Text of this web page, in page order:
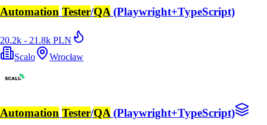
Automation Tester/QA (Playwright+TypeScript)
20.2k - 21.8k PLN
Scalo
Wrocław
Automation Tester/QA (Playwright+TypeScript)